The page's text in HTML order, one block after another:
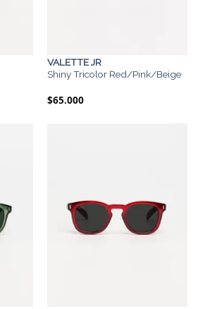
VALETTE JR
Shiny Tricolor Red/Pink/Beige
$65.000